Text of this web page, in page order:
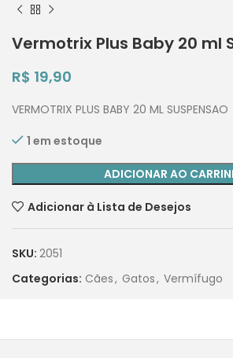
Vermotrix Plus Baby 20 ml
R$ 19,90
VERMOTRIX PLUS BABY 20 ML SUSPENSAO
1 em estoque
ADICIONAR AO
Adicionar à Lista de Desejos
SKU: 2051
Categorias: Cães, Gatos, Vermífugo